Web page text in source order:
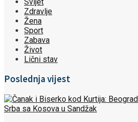
Zdravlje
Žena
Sport
Zabava
Život
Lični stav
Poslednja vijest